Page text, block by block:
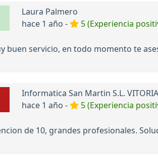
Laura Palmero
hace 1 año -
5 (Experiencia
buen servicio, en todo momento te
Informatica San Martin S.L.
hace 1 año -
5 (Experiencia
de 10, grandes profesionales.